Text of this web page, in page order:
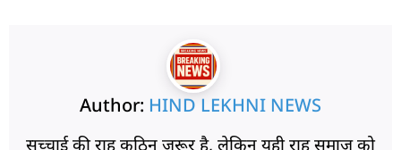
Author: HIND LEKHNI NEWS
सच्चाई की राह कठिन जरूर है, लेकिन यही राह समाज को